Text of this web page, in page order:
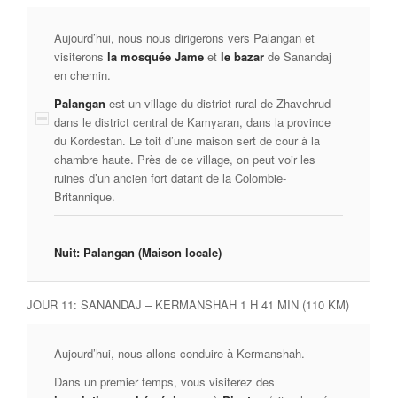
Aujourd’hui, nous nous dirigerons vers Palangan et
visiterons la mosquée Jame et le bazar de Sanandaj
en chemin.
Palangan est un village du district rural de Zhavehrud
dans le district central de Kamyaran, dans la province
du Kordestan. Le toit d’une maison sert de cour à la
chambre haute. Près de ce village, on peut voir les
ruines d’un ancien fort datant de la Colombie-
Britannique.
Nuit: Palangan (Maison locale)
JOUR 11: SANANDAJ – KERMANSHAH 1 H 41 MIN (110 KM)
Aujourd’hui, nous allons conduire à Kermanshah.
Dans un premier temps, vous visiterez des